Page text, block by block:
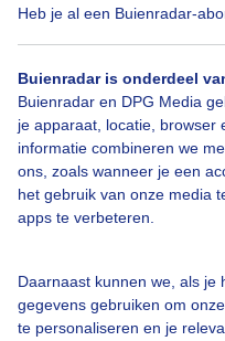
Heb je al een Buienradar-
Buienradar is onderdeel
Buienradar en DPG Media
je apparaat, locatie, browser
informatie combineren we
ons, zoals wanneer je een
het gebruik van onze media
apps te verbeteren.
Daarnaast kunnen we, als je
gegevens gebruiken om
te personaliseren en je
Een
Over Buienradar
Veelgestelde vragen
Contact